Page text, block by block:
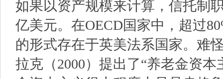
如果以资产规模来计算，信托制
亿美元。在OECD国家中，超过
的形式存在于英美法系国家。难
拉克（2000）提出了“养老金资